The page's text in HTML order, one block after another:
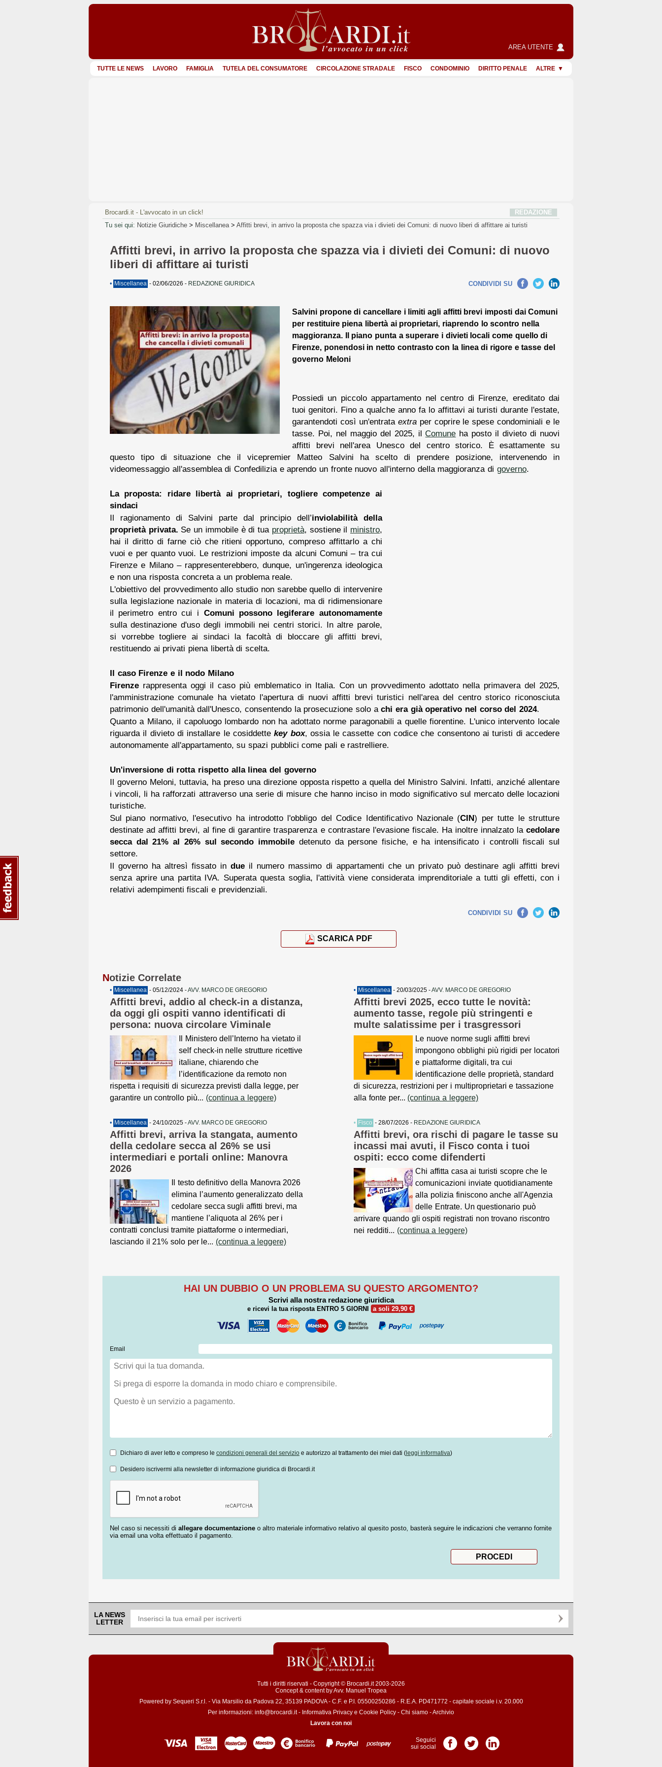
AREA UTENTE
TUTTE LE NEWS LAVORO FAMIGLIA TUTELA DEL CONSUMATORE CIRCOLAZIONE STRADALE FISCO CONDOMINIO DIRITTO PENALE ALTRE
Brocardi.it - L'avvocato in un click!
REDAZIONE
Tu sei qui: Notizie Giuridiche > Miscellanea > Affitti brevi, in arrivo la proposta che spazza via i divieti dei Comuni: di nuovo liberi di affittare ai turisti
Affitti brevi, in arrivo la proposta che spazza via i divieti dei Comuni: di nuovo
liberi di affittare ai turisti
• Miscellanea - 02/06/2026 - REDAZIONE GIURIDICA CONDIVIDI SU
Salvini propone di cancellare i limiti agli affitti brevi imposti dai Comuni
per restituire piena libertà ai proprietari, riaprendo lo scontro nella
maggioranza. Il piano punta a superare i divieti locali come quello di
Firenze, ponendosi in netto contrasto con la linea di rigore e tasse del
governo Meloni
Possiedi un piccolo appartamento nel centro di Firenze, ereditato dai
tuoi genitori. Fino a qualche anno fa lo affittavi ai turisti durante l'estate,
garantendoti così un'entrata extraper coprire le spese condominiali e le
tasse. Poi, nel maggio del 2025, ilComune ha posto il divieto di nuovi
affitti brevi nell'area Unesco del centro storico. È esattamente su
questo tipo di situazione che il vicepremier Matteo Salvini ha scelto di prendere posizione, intervenendo in
videomessaggio all'assemblea di Confedilizia e aprendo un fronte nuovo all'interno della maggioranza di governo.
La proposta: ridare libertà ai proprietari, togliere competenze ai
sindaci
Il ragionamento di Salvini parte dal principio dell’inviolabilità della
proprietà privata. Se un immobile è di tua proprietà, sostiene il ministro,
hai il diritto di farne ciò che ritieni opportuno, compreso affittarlo a chi
vuoi e per quanto vuoi. Le restrizioni imposte da alcuni Comuni – tra cui
Firenze e Milano – rappresenterebbero, dunque, un'ingerenza ideologica
e non una risposta concreta a un problema reale.
L'obiettivo del provvedimento allo studio non sarebbe quello di intervenire
sulla legislazione nazionale in materia di locazioni, ma di ridimensionare
il perimetro entro cui i Comuni possono legiferare autonomamente
sulla destinazione d'uso degli immobili nei centri storici. In altre parole,
si vorrebbe togliere ai sindaci la facoltà di bloccare gli affitti brevi,
restituendo ai privati piena libertà di scelta.
Il caso Firenze e il nodo Milano
Firenze rappresenta oggi il caso più emblematico in Italia. Con un provvedimento adottato nella primavera del 2025,
l'amministrazione comunale ha vietato l'apertura di nuovi affitti brevi turistici nell'area del centro storico riconosciuta
patrimonio dell'umanità dall'Unesco, consentendo la prosecuzione solo achi era già operativo nel corso del 2024.
Quanto a Milano, il capoluogo lombardo non ha adottato norme paragonabili a quelle fiorentine. L'unico intervento locale
riguarda il divieto di installare le cosiddettekey box, ossia le cassette con codice che consentono ai turisti di accedere
autonomamente all'appartamento, su spazi pubblici come pali e rastrelliere.
Un'inversione di rotta rispetto alla linea del governo
Il governo Meloni, tuttavia, ha preso una direzione opposta rispetto a quella del Ministro Salvini. Infatti, anziché allentare
i vincoli, li ha rafforzati attraverso una serie di misure che hanno inciso in modo significativo sul mercato delle locazioni
turistiche.
Sul piano normativo, l'esecutivo ha introdotto l'obbligo del Codice Identificativo Nazionale (CIN) per tutte le strutture
destinate ad affitti brevi, al fine di garantire trasparenza e contrastare l'evasione fiscale. Ha inoltre innalzato la cedolare
secca dal 21% al 26% sul secondo immobile detenuto da persone fisiche, e ha intensificato i controlli fiscali sul
settore.
Il governo ha altresì fissato indue il numero massimo di appartamenti che un privato può destinare agli affitti brevi
senza aprire una partita IVA. Superata questa soglia, l'attività viene considerata imprenditoriale a tutti gli effetti, con i
relativi adempimenti fiscali e previdenziali.
CONDIVIDI SUFacebookTwitterLinkedIn
SCARICA PDF
Notizie Correlate
• Miscellanea - 05/12/2024 -AVV. MARCO DE GREGORIO
Affitti brevi, addio al check-in a distanza,
da oggi gli ospiti vanno identificati di
persona: nuova circolare Viminale
Il Ministero dell’Interno ha vietato il
self check-in nelle strutture ricettive
italiane, chiarendo che
l’identificazione da remoto non
rispetta i requisiti di sicurezza previsti dalla legge, per
garantire un controllo più... (continua a leggere)
• Miscellanea - 24/10/2025 -AVV. MARCO DE GREGORIO
Affitti brevi, arriva la stangata, aumento
della cedolare secca al 26% se usi
intermediari e portali online: Manovra
2026
Il testo definitivo della Manovra 2026
elimina l’aumento generalizzato della
cedolare secca sugli affitti brevi, ma
mantiene l’aliquota al 26% per i
contratti conclusi tramite piattaforme o intermediari,
lasciando il 21% solo per le... (continua a leggere)
• Miscellanea - 20/03/2025 -AVV. MARCO DE GREGORIO
Affitti brevi 2025, ecco tutte le novità:
aumento tasse, regole più stringenti e
multe salatissime per i trasgressori
Le nuove norme sugli affitti brevi
impongono obblighi più rigidi per locatori
e piattaforme digitali, tra cui
identificazione delle proprietà, standard
di sicurezza, restrizioni per i multiproprietari e tassazione
alla fonte per... (continua a leggere)
• Fisco - 28/07/2026 - REDAZIONE GIURIDICA
Affitti brevi, ora rischi di pagare le tasse su
incassi mai avuti, il Fisco conta i tuoi
ospiti: ecco come difenderti
Chi affitta casa ai turisti scopre che le
comunicazioni inviate quotidianamente
alla polizia finiscono anche all'Agenzia
delle Entrate. Un questionario può
arrivare quando gli ospiti registrati non trovano riscontro
nei redditi... (continua a leggere)
HAI UN DUBBIO O UN PROBLEMA SU QUESTO ARGOMENTO?
Scrivi alla nostra redazione giuridica
e ricevi la tua risposta ENTRO 5 GIORNI a soli 29,90 €
Email
Dichiaro di aver letto e compreso le condizioni generali del servizio e autorizzo al trattamento dei miei dati ( leggi informativa)
Desidero iscrivermi alla newsletter di informazione giuridica di Brocardi.it
Nel caso si necessiti di allegare documentazione o altro materiale informativo relativo al quesito posto, basterà seguire le indicazioni che verranno fornite
via email una volta effettuato il pagamento.
LA NEWS
LETTER
Tutti i diritti riservati - Copyright © Brocardi.it 2003-2026
Concept & content byAvv. Manuel Tropea
Powered by Sequeri S.r.l. - Via Marsilio da Padova 22, 35139 PADOVA - C.F. e P.I. 05500250286 - R.E.A. PD471772 - capitale sociale i.v. 20.000
Per informazioni: info@brocardi.it- Informativa Privacy e Cookie Policy - Chi siamo -Archivio
Lavora con noi
Seguici
sui social
Pagina Facebook
Pagina TwitterPagina LinkedIn